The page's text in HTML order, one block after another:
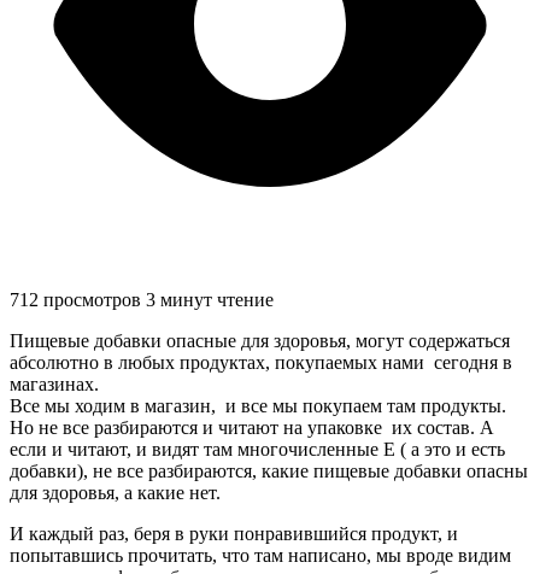
712 просмотров 3 минут чтение
Пищевые добавки опасные для здоровья, могут содержаться
абсолютно в любых продуктах, покупаемых нами сегодня в
магазинах.
Все мы ходим в магазин, и все мы покупаем там продукты.
Но не все разбираются и читают на упаковке их состав. А
если и читают, и видят там многочисленные Е ( а это и есть
добавки), не все разбираются, какие пищевые добавки опасны
для здоровья, а какие нет.
И каждый раз, беря в руки понравившийся продукт, и
попытавшись прочитать, что там написано, мы вроде видим